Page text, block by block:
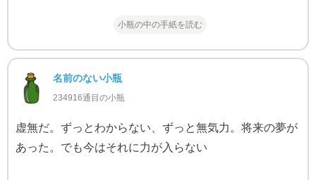
小瓶の中の手紙を読む
名前のない小瓶
234916通目の小瓶
虚無だ。ずっとわからない、ずっと無気力。将来の夢が
あった。でも今はそれに力が入らない